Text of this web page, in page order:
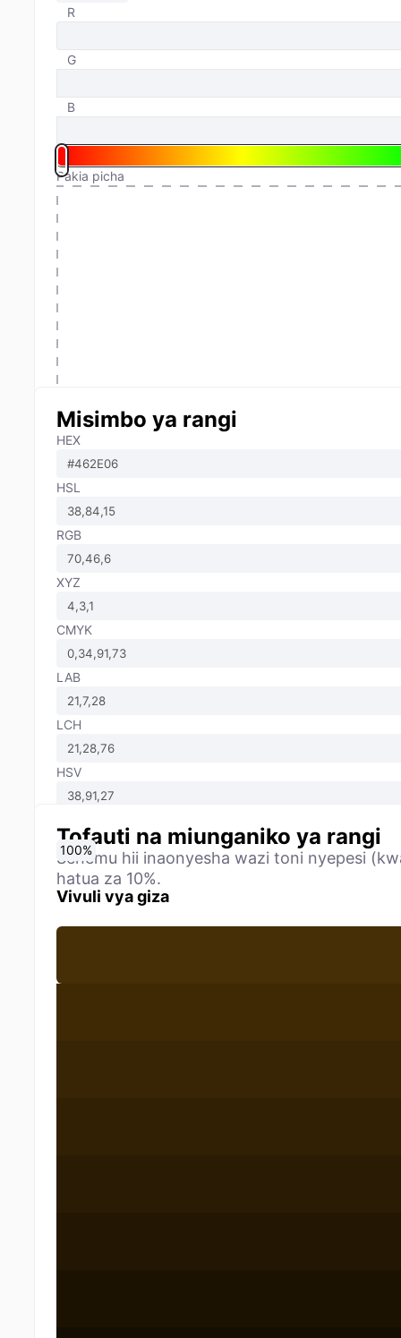
R
G
B
Pakia picha
Misimbo ya rangi
HEX
HSL
RGB
XYZ
CMYK
LAB
LCH
HSV
Tofauti na miunganiko ya rangi
Sehemu hii inaonyesha wazi toni nyepesi
hatua za 10%.
Vivuli vya giza
0%
10%
20%
30%
40%
50%
60%
70%
80%
90%
100%